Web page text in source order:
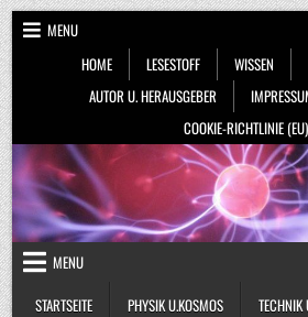
Skip
to
content
MENU
HOME
LESESTOFF WISSEN
AUTOR U. HERAUSGEBER
COOKIE-RICHTLINIE (EU)
MENU
STARTSEITE
PHYSIK U.KOSMOS TECHNIK